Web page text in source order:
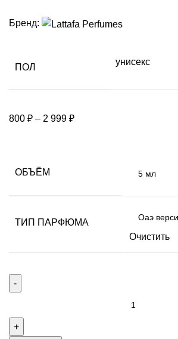
Бренд:
ПОЛ
унисекс
800 ₽ – 2 999 ₽
ОБЪЁМ
ТИП ПАРФЮМА
Очистить